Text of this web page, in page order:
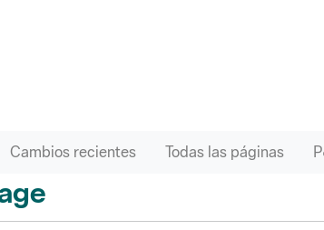
Cambios recientes Todas las páginas